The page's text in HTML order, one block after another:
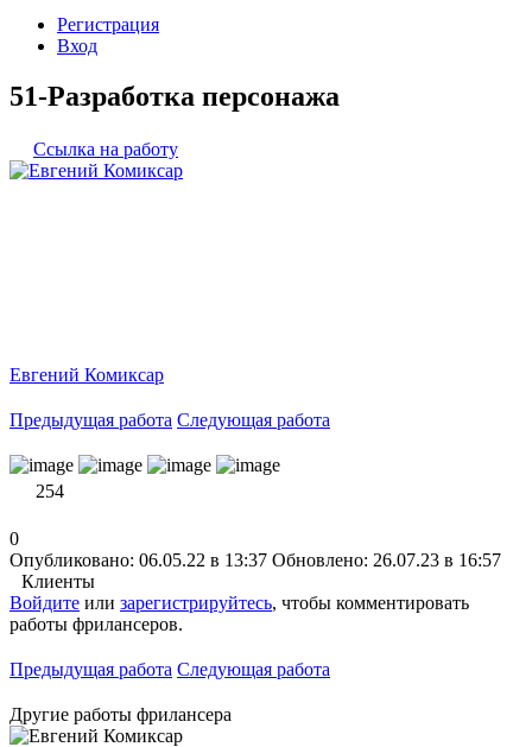
Регистрация
Вход
51-Разработка персонажа
Ссылка на работу
Евгений Комиксар
Предыдущая работа Следующая работа
254
0
Опубликовано: 06.05.22 в 13:37 Обновлено: 26.07.23 в 16:57
Клиенты
Войдите или зарегистрируйтесь, чтобы комментировать
работы фрилансеров.
Предыдущая работа Следующая работа
Другие работы фрилансера